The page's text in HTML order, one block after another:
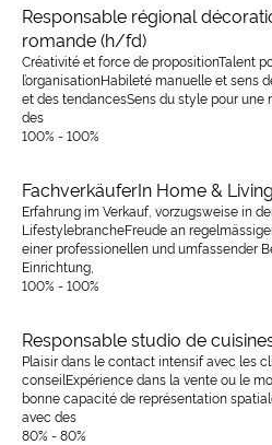
Responsable régional
romande (h/fd)
Créativité et force de propositionTalent
l’organisationHabileté manuelle et sens
et des tendancesSens du style pour
des
100% - 100%
FachverkäuferIn Home &
Erfahrung im Verkauf, vorzugsweise in
LifestylebrancheFreude an
einer professionellen und umfassender
Einrichtung,
100% - 100%
Responsable studio de
Plaisir dans le contact intensif avec les
conseilExpérience dans la vente ou le
bonne capacité de représentation
avec des
80% - 80%